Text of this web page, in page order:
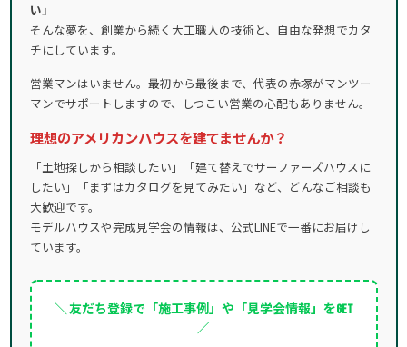
い」
そんな夢を、創業から続く大工職人の技術と、自由な発想でカタ
チにしています。
営業マンはいません。最初から最後まで、代表の赤塚がマンツー
マンでサポートしますので、しつこい営業の心配もありません。
理想のアメリカンハウスを建てませんか？
「土地探しから相談したい」「建て替えでサーファーズハウスに
したい」「まずはカタログを見てみたい」など、どんなご相談も
大歓迎です。
モデルハウスや完成見学会の情報は、公式LINEで一番にお届けし
ています。
＼ 友だち登録で「施工事例」や「見学会情報」をGET
／